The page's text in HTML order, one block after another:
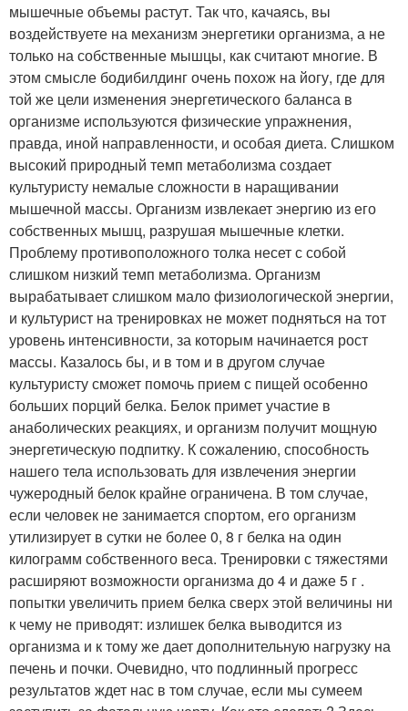
мышечные объемы растут. Так что, качаясь, вы
воздействуете на механизм энергетики организма, а не
только на собственные мышцы, как считают многие. В
этом смысле бодибилдинг очень похож на йогу, где для
той же цели изменения энергетического баланса в
организме используются физические упражнения,
правда, иной направленности, и особая диета. Слишком
высокий природный темп метаболизма создает
культуристу немалые сложности в наращивании
мышечной массы. Организм извлекает энергию из его
собственных мышц, разрушая мышечные клетки.
Проблему противоположного толка несет с собой
слишком низкий темп метаболизма. Организм
вырабатывает слишком мало физиологической энергии,
и культурист на тренировках не может подняться на тот
уровень интенсивности, за которым начинается рост
массы. Казалось бы, и в том и в другом случае
культуристу сможет помочь прием с пищей особенно
больших порций белка. Белок примет участие в
анаболических реакциях, и организм получит мощную
энергетическую подпитку. К сожалению, способность
нашего тела использовать для извлечения энергии
чужеродный белок крайне ограничена. В том случае,
если человек не занимается спортом, его организм
утилизирует в сутки не более 0, 8 г белка на один
килограмм собственного веса. Тренировки с тяжестями
расширяют возможности организма до 4 и даже 5 г .
попытки увеличить прием белка сверх этой величины ни
к чему не приводят: излишек белка выводится из
организма и к тому же дает дополнительную нагрузку на
печень и почки. Очевидно, что подлинный прогресс
результатов ждет нас в том случае, если мы сумеем